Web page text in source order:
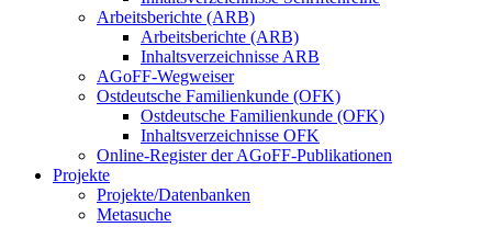
Arbeitsberichte (ARB)
Arbeitsberichte (ARB)
Inhaltsverzeichnisse ARB
AGoFF-Wegweiser
Ostdeutsche Familienkunde (OFK)
Ostdeutsche Familienkunde (OFK)
Inhaltsverzeichnisse OFK
Online-Register der AGoFF-Publikationen
Projekte
Projekte/Datenbanken
Metasuche